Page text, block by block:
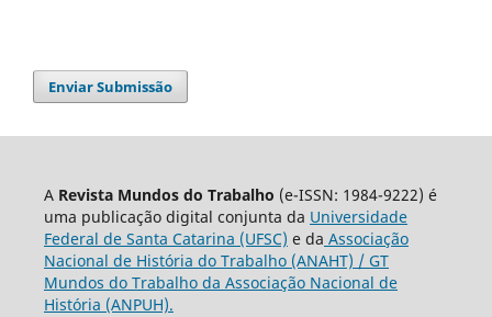
Enviar Submissão
A Revista Mundos do Trabalho (e-ISSN: 1984-9222) é
uma publicação digital conjunta da Universidade
Federal de Santa Catarina (UFSC) e da Associação
Nacional de História do Trabalho (ANAHT) / GT
Mundos do Trabalho da Associação Nacional de
História (ANPUH).